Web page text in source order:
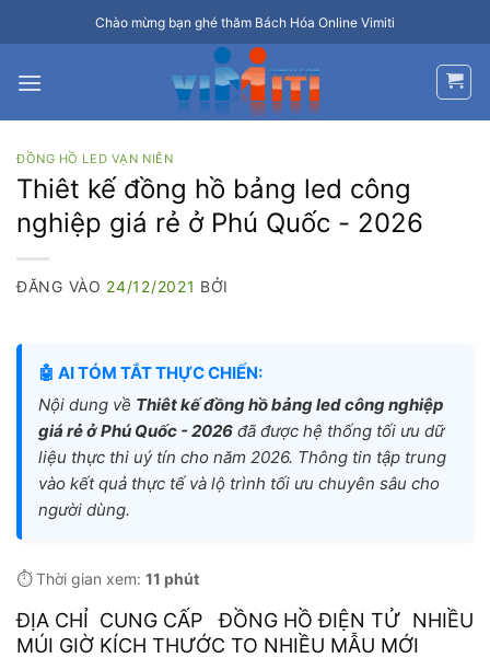
qua
dung
Chào mừng bạn ghé thăm Bách Hóa Online Vimiti
ĐỒNG HỒ LED VẠN NIÊN
Thiêt kế đồng hồ bảng led công
nghiệp giá rẻ ở Phú Quốc - 2026
ĐĂNG VÀO 24/12/2021 BỞI
🤖 AI TÓM TẮT THỰC CHIẾN:
Nội dung về Thiêt kế đồng hồ bảng led công nghiệp
giá rẻ ở Phú Quốc - 2026 đã được hệ thống tối ưu dữ
liệu thực thi uý tín cho năm 2026. Thông tin tập trung
vào kết quả thực tế và lộ trình tối ưu chuyên sâu cho
người dùng.
⏱️ Thời gian xem: 11 phút
ĐỊA CHỈ CUNG CẤP ĐỒNG HỒ ĐIỆN TỬ NHIỀU
MÚI GIỜ KÍCH THƯỚC TO NHIỀU MẪU MỚI